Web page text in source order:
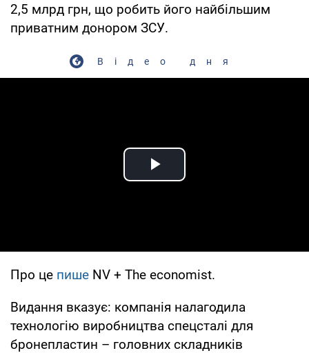
2,5 млрд грн, що робить його найбільшим
приватним донором ЗСУ.
Відео дня
Play Video
Про це пише NV + The economist.
Видання вказує: компанія налагодила
технологію виробництва спецсталі для
бронепластин – головних складників